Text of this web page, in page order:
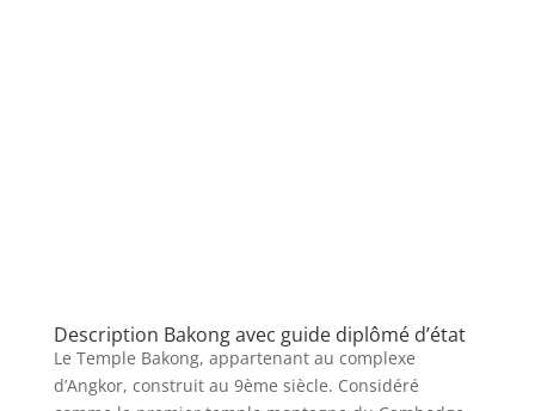
Description Bakong avec guide diplômé d’état
Le Temple Bakong, appartenant au complexe
d’Angkor, construit au 9ème siècle. Considéré